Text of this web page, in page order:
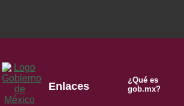
Enlaces
¿Qué es
gob.mx?